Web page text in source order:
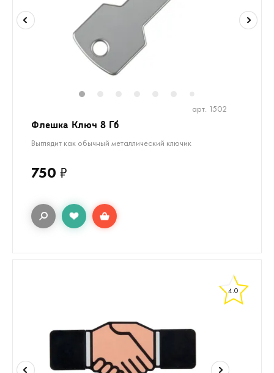
арт. 1502
Флешка Ключ 8 Гб
Выглядит как обычный металлический ключик
750 ₽
4.0